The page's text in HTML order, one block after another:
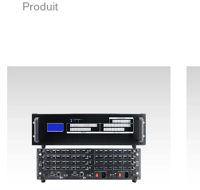
Produit